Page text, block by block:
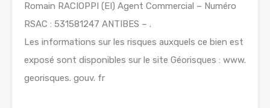
Romain RACIOPPI (EI) Agent Commercial – Numéro
RSAC : 531581247 ANTIBES – .
Les informations sur les risques auxquels ce bien est
exposé sont disponibles sur le site Géorisques : www.
georisques. gouv. fr